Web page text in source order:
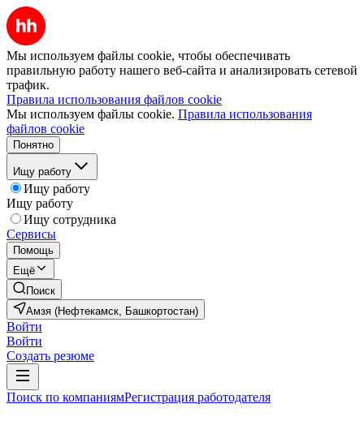
Мы используем файлы cookie, чтобы обеспечивать
правильную работу нашего веб-сайта и анализировать сетевой
трафик.
Правила использования файлов cookie
Мы используем файлы cookie. Правила использования
файлов cookie
Понятно
Ищу работу
Ищу работу
Ищу работу
Ищу сотрудника
Сервисы
Помощь
Ещё
Поиск
Амзя (Нефтекамск, Башкортостан)
Войти
Войти
Создать резюме
Поиск по компаниямРегистрация работодателя